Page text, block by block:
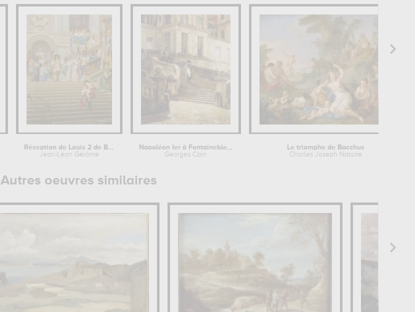
Réception de Louis 2 de Bourbon dit...
Jean-Léon Gérôme
Napoléon Ier à Fontainebleau après...
Georges Cain
Le triomphe de Bacchus
Charles Joseph Natoire
Autres oeuvres similaires